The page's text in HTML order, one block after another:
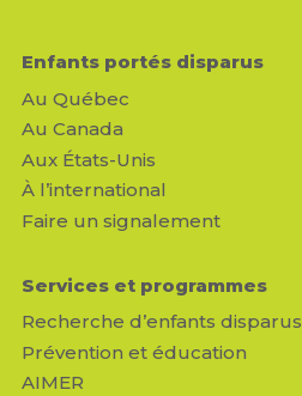
Enfants portés disparus
Au Québec
Au Canada
Aux États-Unis
À l’international
Faire un signalement
Services et programmes
Recherche d’enfants disparus
Prévention et éducation
AIMER